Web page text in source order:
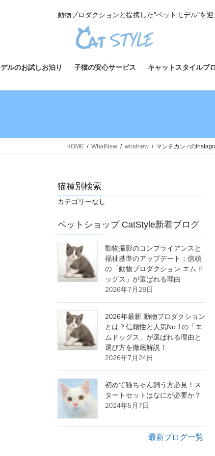
へ
ョ
動物プロダクションと提携した"ペットモデル"を
ルのお試しお泊り 子猫の安心サービス キャットスタイルブ
HOME WhatNew whatnew マンチカン♂の
猫種別検索
カテゴリーなし
ペットショップ CatStyle新着ブログ
動物撮影のコンプライアンスと
福祉基準のアップデート：信頼
の「動物プロダクション エムド
ッグス」が選ばれる理由
2026年7月28日
2026年最新 動物プロダクション
とは？信頼性と人気No.1の「エ
ムドッグス」が選ばれる理由と
選び方を徹底解説！
2026年7月24日
初めて猫ちゃん飼う方必見！ス
タートセットはなにが必要か？
2024年5月7日
最新ブログ一覧